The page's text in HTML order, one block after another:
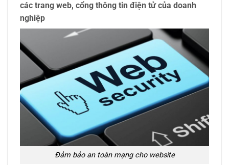
các trang web, cổng thông tin điện tử của doanh
nghiệp
Đảm bảo an toàn mạng cho website